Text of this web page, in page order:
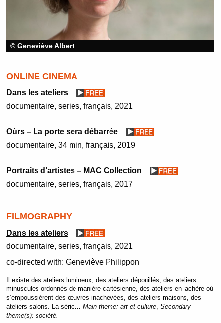
© Geneviève Albert
ONLINE CINEMA
Dans les ateliers
documentaire series français 2021
Oùrs – La porte sera débarrée
documentaire 34 min français 2019
Portraits d’artistes – MAC Collection
documentaire series français 2017
FILMOGRAPHY
Dans les ateliers
documentaire series français 2021
co-directed with: Geneviève Philippon
Il existe des ateliers lumineux, des ateliers dépouillés, des ateliers
minuscules ordonnés de manière cartésienne, des ateliers en jachère où
s’empoussièrent des œuvres inachevées, des ateliers-maisons, des
ateliers-salons. La série… Main theme: art et culture, Secondary
theme(s): société.